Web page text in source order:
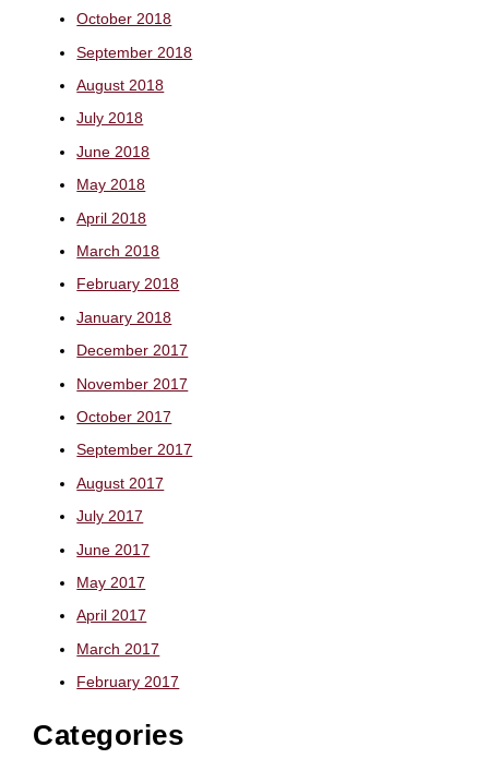
October 2018
September 2018
August 2018
July 2018
June 2018
May 2018
April 2018
March 2018
February 2018
January 2018
December 2017
November 2017
October 2017
September 2017
August 2017
July 2017
June 2017
May 2017
April 2017
March 2017
February 2017
Categories